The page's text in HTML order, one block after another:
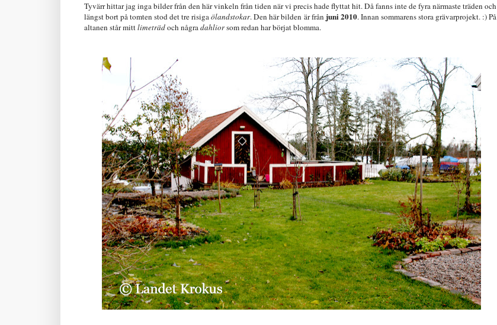
Tyvärr hittar jag inga bilder från den här vinkeln från tiden när vi precis hade flyttat hit. Då fanns inte de fyra närmaste träden och
längst bort på tomten stod det tre risigaölandstokar. Den här bilden är från juni 2010. Innan sommarens stora grävarprojekt. :) På
altanen står mittlimeträdoch någradahliorsom redan har börjat blomma.